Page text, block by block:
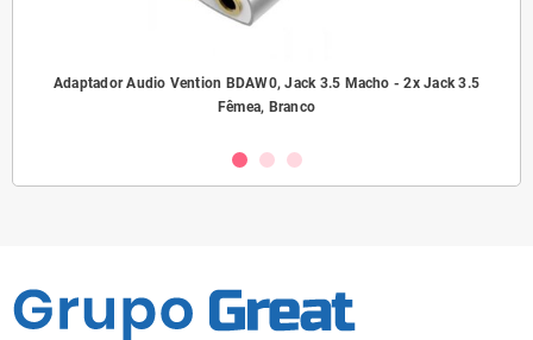
Adaptador Audio Vention BDAW0, Jack 3.5 Macho - 2x Jack 3.5
Fêmea, Branco